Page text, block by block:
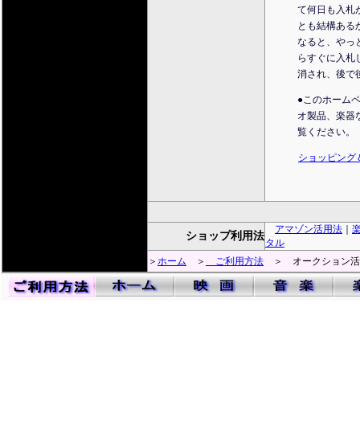
て何日も入札
とも結構ある
なると、やっ
らすぐに入札
消され、後で
●このホーム
オ製品、楽器
覧ください。
ショッピング
ショップ利用法
アマゾン活用法
タル
＞ ホーム ＞ ご利用方法 ＞ オークション活